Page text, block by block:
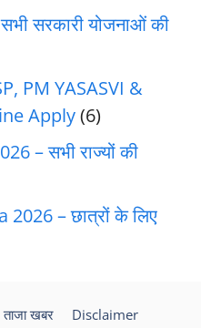
सरकारी योजनाओं की
PM YASASVI &
Apply(6)
– सभी राज्यों की
– छात्रों के लिए
ताजा खबर Disclaimer